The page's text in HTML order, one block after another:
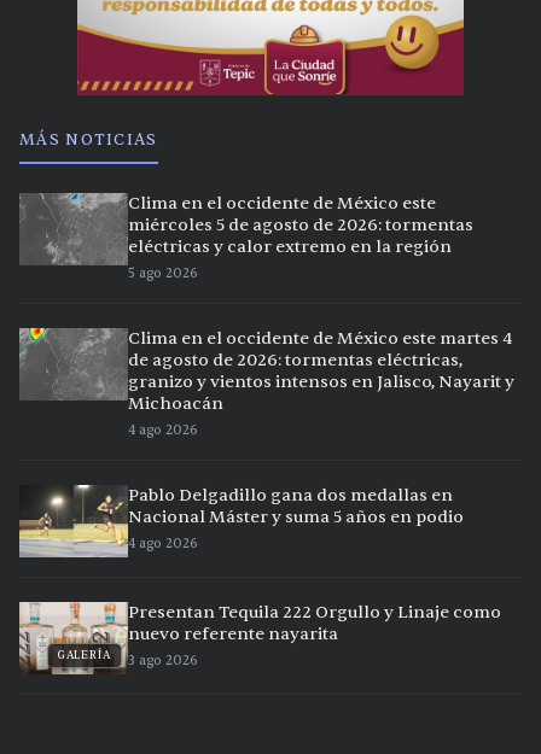
MÁS NOTICIAS
Clima en el occidente de México este
miércoles 5 de agosto de 2026: tormentas
eléctricas y calor extremo en la región
5 ago 2026
Clima en el occidente de México este martes 4
de agosto de 2026: tormentas eléctricas,
granizo y vientos intensos en Jalisco, Nayarit y
Michoacán
4 ago 2026
Pablo Delgadillo gana dos medallas en
Nacional Máster y suma 5 años en podio
4 ago 2026
GALERÍA
Presentan Tequila 222 Orgullo y Linaje como
nuevo referente nayarita
3 ago 2026